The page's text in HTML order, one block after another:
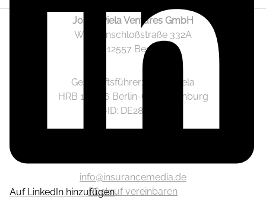
Auf LinkedIn hinzufügen
Jonas Piela Ventures GmbH
Wendenschloßstraße 332A
12557 Berlin
Geschäftsführer: Jonas Piela
HRB 141236 Berlin-Charlottenburg
Ust.-ID: DE282633825
info@insurancemedia.de
Rückruf vereinbaren